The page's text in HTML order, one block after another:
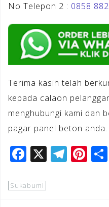
No Telepon 2 : 0858
Terima kasih telah
kepada calaon
menghubungi kami dan
pagar panel beton anda.
F
c
X T Pi
Sukabumi